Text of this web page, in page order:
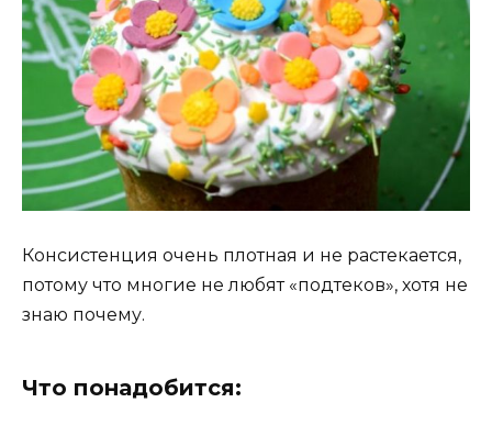
Консистенция очень плотная и не растекается,
потому что многие не любят «подтеков», хотя не
знаю почему.
Что понадобится: